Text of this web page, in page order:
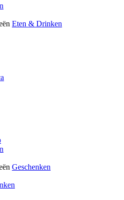
Eten & Drinken
Geschenken